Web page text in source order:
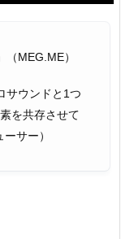
MEG.ME）
サウンドと1つ
を共存させて
サー）